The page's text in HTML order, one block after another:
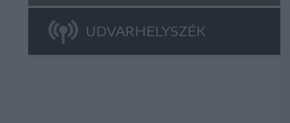
UDVARHELYSZÉK